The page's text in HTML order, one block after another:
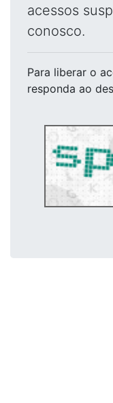
acessos
conosco.
Para liberar o
responda ao